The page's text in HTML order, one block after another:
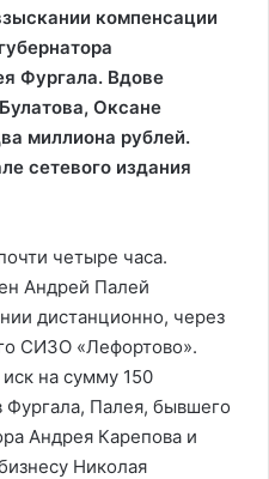
компенсации
Фургала. Вдове
Оксане
миллиона рублей.
сетевого издания
четыре часа.
Андрей Палей
дистанционно, через
СИЗО «Лефортово».
на сумму 150
Палея, бывшего
Андрея Карепова и
Николая